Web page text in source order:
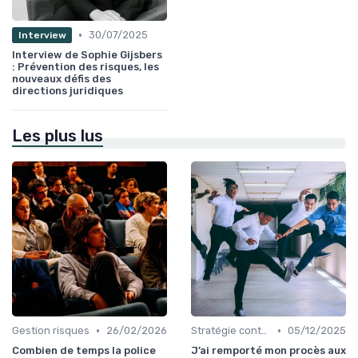
Interview • 30/07/2025
Interview de Sophie Gijsbers
: Prévention des risques, les
nouveaux défis des
directions juridiques
Les plus lus
Gestion risques •
26/02/2026
Combien de temps la police
Stratégie contentieuse • 05/12/2025
J’ai remporté mon procès aux